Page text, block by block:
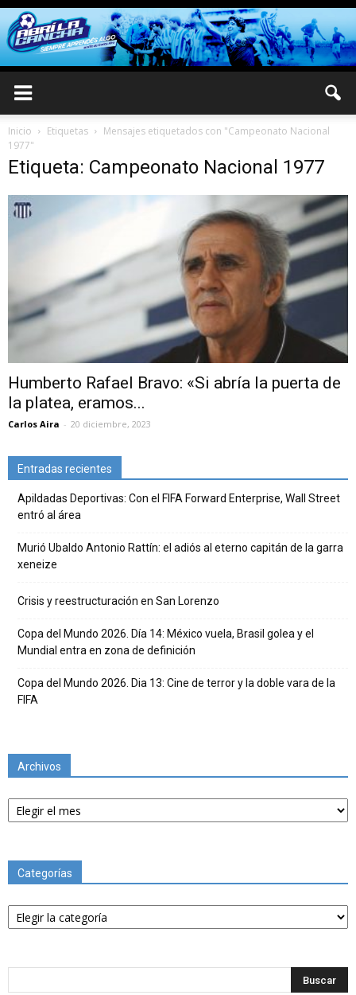
Inicio Etiquetas
Mensajes etiquetados con "Campeonato Nacional
1977"
Etiqueta: Campeonato Nacional 1977
Humberto Rafael Bravo: «Si abría la puerta de
la platea, eramos...
Carlos Aira - 20 diciembre, 2023
Entradas recientes
Apildadas Deportivas: Con el FIFA Forward Enterprise, Wall Street
entró al área
Murió Ubaldo Antonio Rattín: el adiós al eterno capitán de la garra
xeneize
Crisis y reestructuración en San Lorenzo
Copa del Mundo 2026. Día 14: México vuela, Brasil golea y el
Mundial entra en zona de definición
Copa del Mundo 2026. Dia 13: Cine de terror y la doble vara de la
FIFA
Archivos
Archivos
Categorías
Categorías